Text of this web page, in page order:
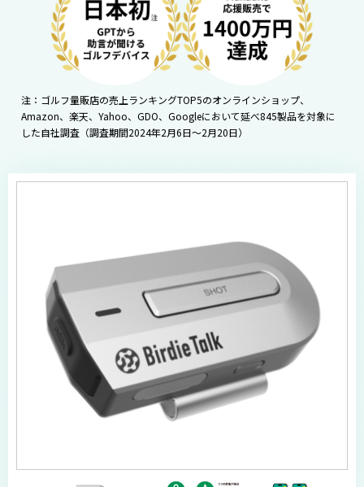
注：ゴルフ量販店の売上ランキングTOP5のオンラインショップ、
Amazon、楽天、Yahoo、GDO、Googleにおいて延べ845製品を対象に
した自社調査（調査期間2024年2月6日～2月20日）